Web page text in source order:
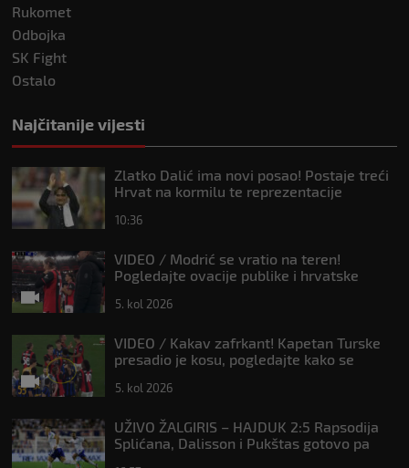
Rukomet
Odbojka
SK Fight
Ostalo
Najčitanije vijesti
Zlatko Dalić ima novi posao! Postaje treći
Hrvat na kormilu te reprezentacije
10:36
VIDEO / Modrić se vratio na teren!
Pogledajte ovacije publike i hrvatske
5. kol 2026
VIDEO / Kakav zafrkant! Kapetan Turske
presadio je kosu, pogledajte kako se
5. kol 2026
UŽIVO ŽALGIRIS – HAJDUK 2:5 Rapsodija
Splićana, Dalisson i Pukštas gotovo pa